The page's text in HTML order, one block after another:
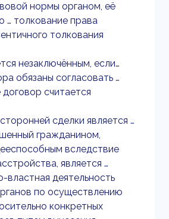
нормы органом, её
… толкование права
толкования
незаключённым, если…
обязаны согласовать …
считается
сделки является …
гражданином,
вследствие
является …
властная деятельность
по осуществлению
конкретных